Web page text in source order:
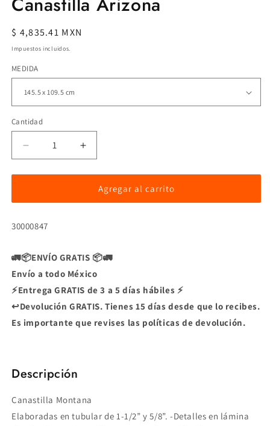
en
modal
Precio
habitual
$ 4,835.41 MXN
Impuestos incluidos.
MEDIDA
Cantidad
Reducir
cantidad
para
Arizona
Aumentar
cantidad
para
Canastilla
Arizona
Agregar al carrito
SKU:
30000847
🚛📦ENVÍO GRATIS 📦🚛
Envío a todo México
⚡Entrega GRATIS de 3 a 5 días hábiles ⚡
↩️Devolución GRATIS. Tienes 15 días desde que lo recibes.
Es importante que revises las políticas de devolución.
Descripción
Canastilla Montana
Elaboradas en tubular de 1-1/2” y 5/8”. -Detalles en lámina